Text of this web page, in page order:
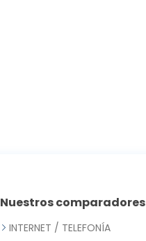
Nuestros comparadores
INTERNET / TELEFONÍA